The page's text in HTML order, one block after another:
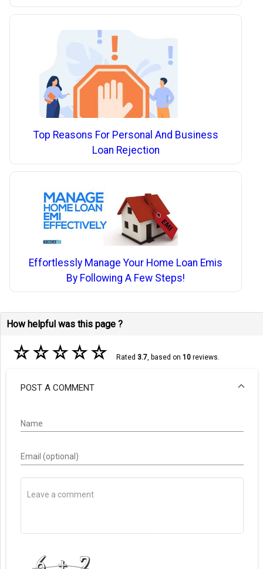
Top Reasons For Personal And Business
Loan Rejection
Effortlessly Manage Your Home Loan Emis
By Following A Few Steps!
How helpful was this page ?
☆☆☆☆☆ Rated 3.7, based on 10reviews.
POST A COMMENT
Name
Email (optional)